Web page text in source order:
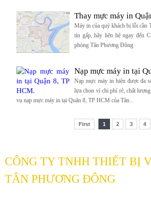
Thay mực máy in
Máy in của quý khách bị lỗi cần
tín gấp, hãy liên hệ ngay đến
phòng Tân Phương Đông
Nạp mực máy in tại
Nạp mực máy in hiện được đa
lựa chon vì chi phí rẻ, chất
vụ nạp mực máy in tại Quận 8, TP HCM của Tân...
First 1 2 3 4
CÔNG TY TNHH THIẾT BỊ
TÂN PHƯƠNG ĐÔNG